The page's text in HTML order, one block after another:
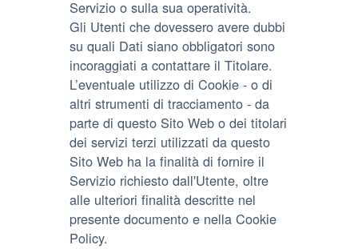
Servizio o sulla sua operatività.
Gli Utenti che dovessero avere dubbi
su quali Dati siano obbligatori sono
incoraggiati a contattare il Titolare.
L’eventuale utilizzo di Cookie - o di
altri strumenti di tracciamento - da
parte di questo Sito Web o dei titolari
dei servizi terzi utilizzati da questo
Sito Web ha la finalità di fornire il
Servizio richiesto dall'Utente, oltre
alle ulteriori finalità descritte nel
presente documento e nella Cookie
Policy.